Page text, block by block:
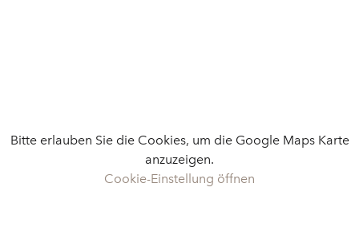
Bitte erlauben Sie die Cookies, um die Google Maps Karte
anzuzeigen.
Cookie-Einstellung öffnen